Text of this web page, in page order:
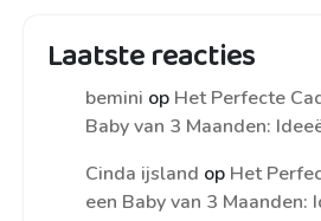
Laatste reacties
bemini op Het Perfecte
Baby van 3 Maanden:
Cinda ijsland op Het
een Baby van 3 Maanden: